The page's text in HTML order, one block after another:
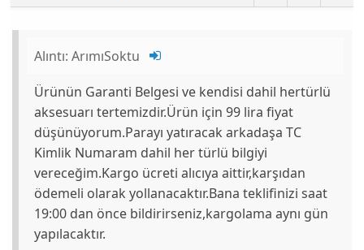
Alıntı:ArımıSoktu
Ürünün Garanti Belgesi ve kendisi dahil hertürlü
aksesuarı tertemizdir.Ürün için 99 lira fiyat
düşünüyorum.Parayı yatıracak arkadaşa TC
Kimlik Numaram dahil her türlü bilgiyi
vereceğim.Kargo ücreti alıcıya aittir,karşıdan
ödemeli olarak yollanacaktır.Bana teklifinizi saat
19:00 dan önce bildirirseniz,kargolama aynı gün
yapılacaktır.